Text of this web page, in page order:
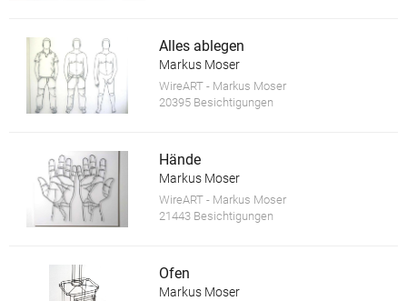
Alles ablegen
Markus Moser
WireART - Markus Moser
20395 Besichtigungen
Hände
Markus Moser
WireART - Markus Moser
21443 Besichtigungen
Ofen
Markus Moser